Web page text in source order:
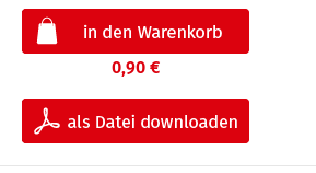
0,90 €